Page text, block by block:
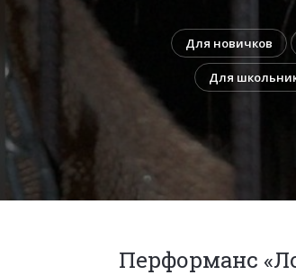
Для новичков
Для
Перформанс